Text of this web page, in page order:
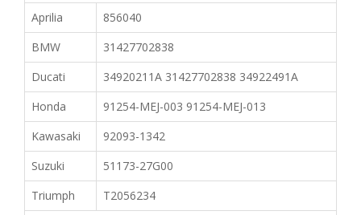
Aprilia
856040
BMW
31427702838
Ducati
34920211A 31427702838 34922491A
Honda
91254-MEJ-003 91254-MEJ-013
Kawasaki
92093-1342
Suzuki
51173-27G00
Triumph
T2056234